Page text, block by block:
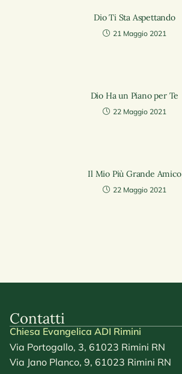
Dio Ti Sta Aspettando
21 Maggio 2021
Dio Ha un Piano per Te
22 Maggio 2021
Il Mio Più Grande Amico
22 Maggio 2021
Contatti
Chiesa Evangelica ADI Rimini
Via Portogallo, 3, 61023 Rimini RN
Via Jano Planco, 9, 61023 Rimini RN